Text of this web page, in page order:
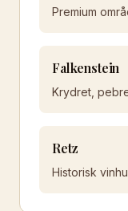
Premium
Falkenstein
Krydret,
Retz
Historisk